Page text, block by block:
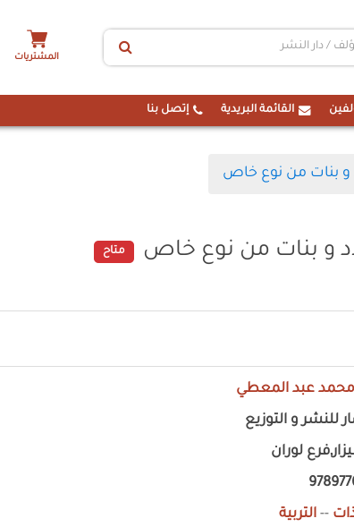
المشتريات
القائمة البريدية إتصل بنا
و بنات من نوع خاص
و بنات من نوع خاص متاح
محمد عبد المعطي
للنشر و التوزيع
لوران
-- التربية